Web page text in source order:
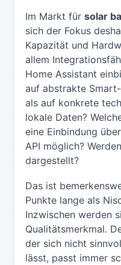
Im Markt für solar
sich der Fokus
Kapazität und
allem
Home Assistant
auf abstrakte
als auf konkrete
lokale Daten?
eine Einbindung
API möglich?
dargestellt?
Das ist
Punkte lange als
Inzwischen werden
Qualitätsmerkmal.
der sich nicht
lässt, passt immer